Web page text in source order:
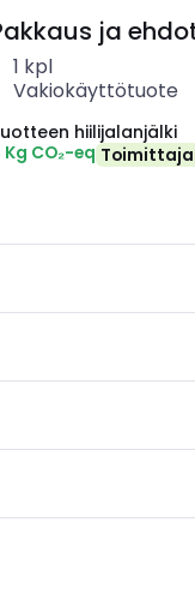
ja
1 kpl
Vakiokäyttötuote
hiilijalanjälki
Kg CO₂-eq